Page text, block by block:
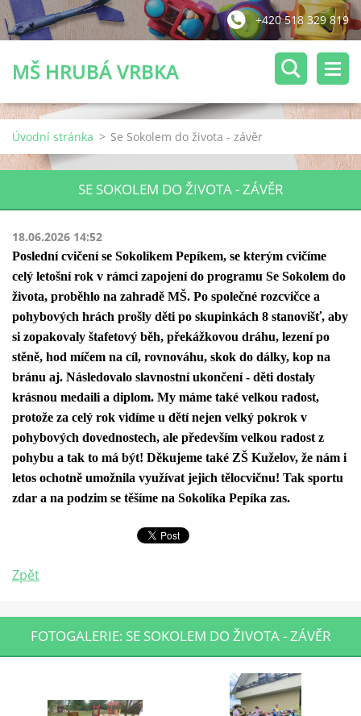
+420 518 329 819
MŠ HRUBÁ VRBKA
Úvodní stránka > Se Sokolem do života - závěr
SE SOKOLEM DO ŽIVOTA - ZÁVĚR
18.06.2026 14:52
Poslední cvičení se Sokolíkem Pepíkem, se kterým cvičíme
celý letošní rok v rámci zapojení do programu Se Sokolem do
života, proběhlo na zahradě MŠ. Po společné rozcvičce a
pohybových hrách prošly děti po skupinkách 8 stanovišť, aby
si zopakovaly štafetový běh, překážkovou dráhu, lezení po
stěně, hod míčem na cíl, rovnováhu, skok do dálky, kop na
bránu aj. Následovalo slavnostní ukončení - děti dostaly
krásnou medaili a diplom. My máme také velkou radost,
protože za celý rok vidíme u dětí nejen velký pokrok v
pohybových dovednostech, ale především velkou radost z
pohybu a tak to má být! Děkujeme také ZŠ Kuželov, že nám i
letos ochotně umožnila využívat jejich tělocvičnu! Tak sportu
zdar a na podzim se těšíme na Sokolíka Pepíka zas.
Zpět
FOTOGALERIE: SE SOKOLEM DO ŽIVOTA - ZÁVĚR